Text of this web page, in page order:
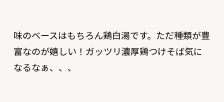
味のベースはもちろん鶏白湯です。ただ種類が豊
富なのが嬉しい！ガッツリ濃厚鶏つけそば気に
なるなぁ、、、